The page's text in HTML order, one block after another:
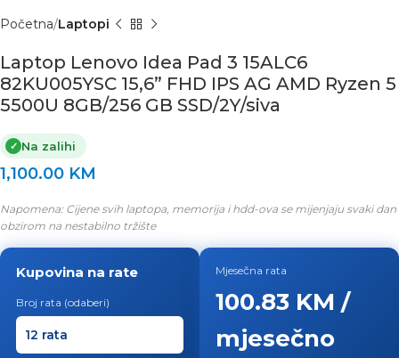
Početna Laptopi
Laptop Lenovo Idea Pad 3 15ALC6
82KU005YSC 15,6” FHD IPS AG AMD Ryzen 5
5500U 8GB/256 GB SSD/2Y/siva
✓ Na zalihi
1,100.00 KM
Napomena: Cijene svih laptopa, memorija i hdd-ova se mijenjaju svaki dan
obzirom na nestabilno tržište
Kupovina na rate
Broj rata (odaberi)
Mjesečna rata
100.83 KM /
mjesečno